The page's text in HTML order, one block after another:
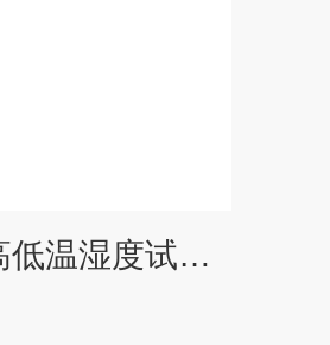
GDJS-225高低温湿度试验箱